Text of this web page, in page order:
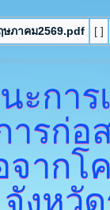
ษภาคม2569.pdf [ ]
ะการ
ารก่
ากโ
จังหวั